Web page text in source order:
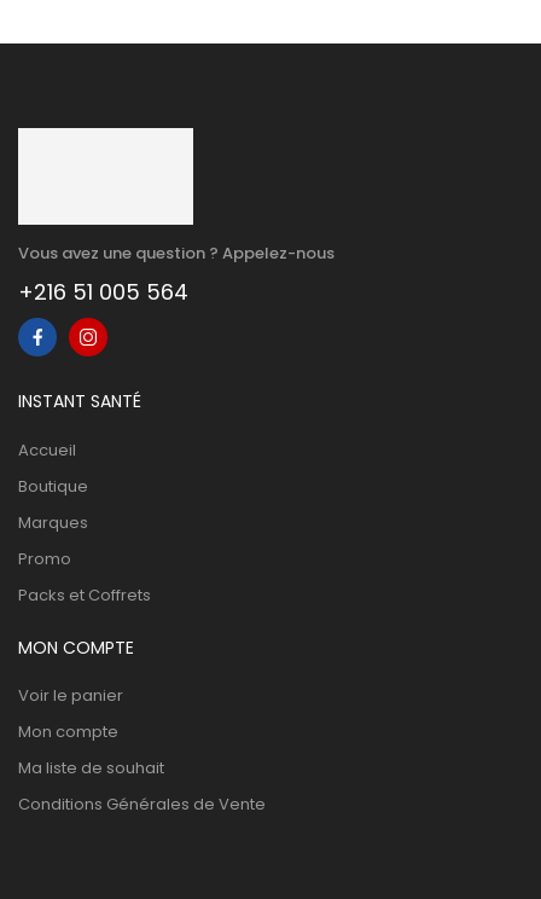
Vous avez une question ? Appelez-nous
+216 51 005 564
INSTANT SANTÉ
Accueil
Boutique
Marques
Promo
Packs et Coffrets
MON COMPTE
Voir le panier
Mon compte
Ma liste de souhait
Conditions Générales de Vente